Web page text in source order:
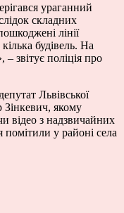
ураганний
складних
лінії
будівель. На
звітує поліція про
Львівської
Зінкевич, якому
відео з надзвичайних
у районі села